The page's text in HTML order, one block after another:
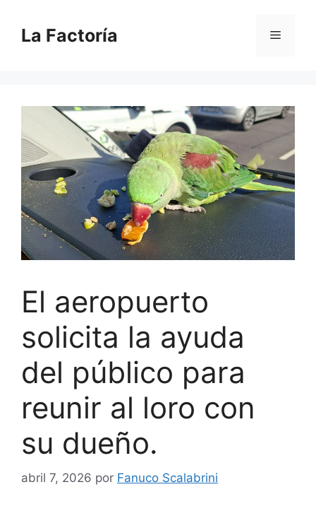
contenido
La Factoría Menú
El aeropuerto
solicita la ayuda
del público para
reunir al loro con
su dueño.
abril 7, 2026 por Fanuco Scalabrini